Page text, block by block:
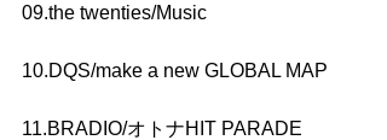
09.the twenties/Music
10.DQS/make a new GLOBAL MAP
11.BRADIO/オトナHIT PARADE